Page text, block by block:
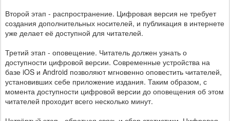
Второй этап - распространение. Цифровая версия не требует
создания дополнительных носителей, и публикация в интернете
уже делает её доступной для читателей.
Третий этап - оповещение. Читатель должен узнать о
доступности цифровой версии. Современные устройства на
базе iOS и Android позволяют мгновенно оповестить читателей,
установивших себе приложение издания. Таким образом, с
момента доступности цифровой версии до оповещения об этом
читателей проходит всего несколько минут.